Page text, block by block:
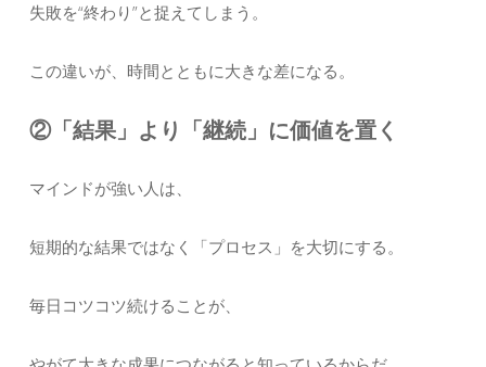
失敗を“終わり”と捉えてしまう。
この違いが、時間とともに大きな差になる。
②「結果」より「継続」に価値を置く
マインドが強い人は、
短期的な結果ではなく「プロセス」を大切にする。
毎日コツコツ続けることが、